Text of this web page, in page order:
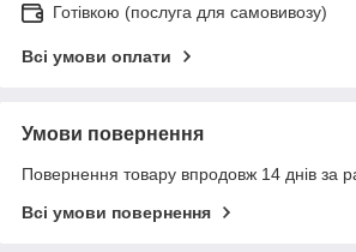
Готівкою (послуга для самовивозу)
Всі умови оплати
Умови повернення
Повернення товару впродовж 14 днів за
Всі умови повернення